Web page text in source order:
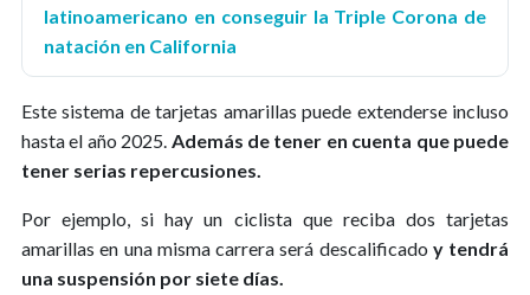
latinoamericano en conseguir la Triple Corona de
natación en California
Este sistema de tarjetas amarillas puede extenderse incluso
hasta el año 2025. Además de tener en cuenta que puede
tener serias repercusiones.
Por ejemplo, si hay un ciclista que reciba dos tarjetas
amarillas en una misma carrera será descalificado y tendrá
una suspensión por siete días.